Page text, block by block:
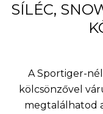
SÍLÉC,
A Sportiger-
kölcsönzővel
megtalálhatod